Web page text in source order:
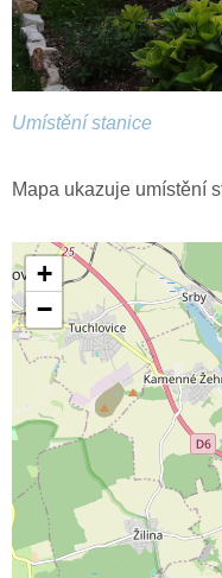
Umístění stanice
Mapa ukazuje umístění
+
−